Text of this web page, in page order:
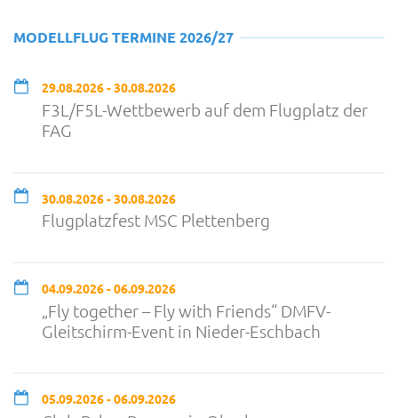
MODELLFLUG TERMINE 2026/27
29.08.2026 - 30.08.2026
F3L/F5L-Wettbewerb auf dem Flugplatz der
FAG
30.08.2026 - 30.08.2026
Flugplatzfest MSC Plettenberg
04.09.2026 - 06.09.2026
„Fly together – Fly with Friends“ DMFV-
Gleitschirm-Event in Nieder-Eschbach
05.09.2026 - 06.09.2026